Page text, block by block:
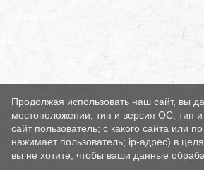
Продолжая использовать наш сайт, вы
местоположении; тип и версия ОС; тип и
сайт пользователь; с какого сайта или
нажимает пользователь; ip-адрес) в
вы не хотите, чтобы ваши данные